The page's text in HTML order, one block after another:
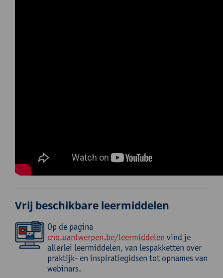
Vrij beschikbare leermiddelen
Op de pagina
cno.uantwerpen.be/leermiddelen vind je
allerlei leermiddelen, van lespakketten over
praktijk- en inspiratiegidsen tot opnames van
webinars.